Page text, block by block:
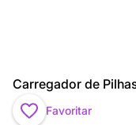
Carregador de
Favoritar